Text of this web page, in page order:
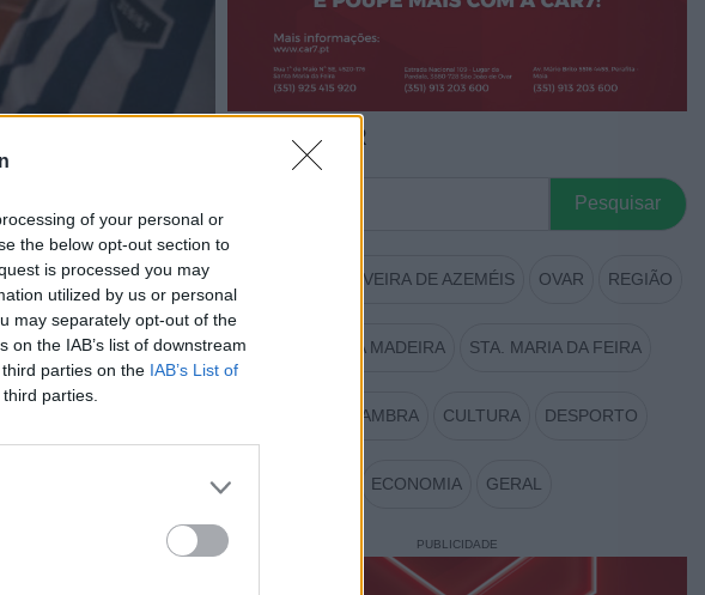
of your personal or
the below opt-out section to
is processed you may
utilized by us or personal
may separately opt-out of the
the IAB’s list of downstream
parties on the IAB’s List of
parties.
PESQUISAR
OLIVEIRA DE AZEMÉIS OVAR REGIÃO
S. JOÃO DA MADEIRA STA. MARIA DA FEIRA
VALE DE CAMBRA CULTURA DESPORTO
ECONOMIA GERAL
PUBLICIDADE